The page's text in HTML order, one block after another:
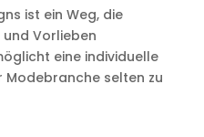
ist ein Weg, die
Vorlieben
eine individuelle
Modebranche selten zu